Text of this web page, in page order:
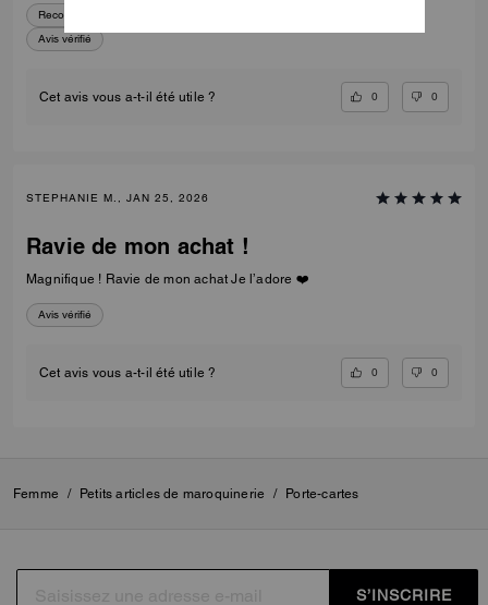
Recommander à des amis :
Avis vérifié
Cet avis vous a-t-il été utile ? 0 0
STEPHANIE M., JAN 25, 2026
Ravie de mon achat !
Magnifique ! Ravie de mon achat Je l’adore ❤️
Avis vérifié
Cet avis vous a-t-il été utile ? 0 0
Femme / Petits articles de maroquinerie / Porte-cartes
S’INSCRIRE